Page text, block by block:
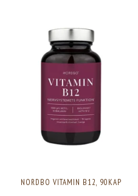
NORDBO VITAMIN B12, 90KAP